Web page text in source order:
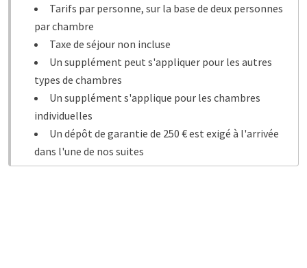
Tarifs par personne, sur la base de deux personnes
par chambre
Taxe de séjour non incluse
Un supplément peut s'appliquer pour les autres
types de chambres
Un supplément s'applique pour les chambres
individuelles
Un dépôt de garantie de 250 € est exigé à l'arrivée
dans l'une de nos suites